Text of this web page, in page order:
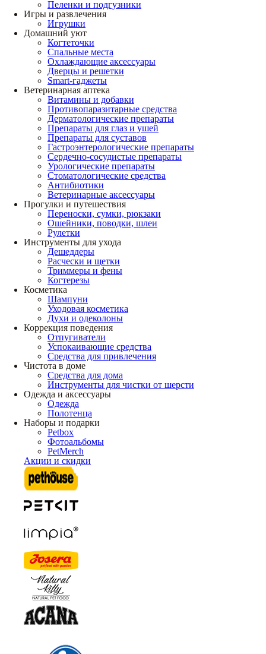
Пеленки и подгузники
Игры и развлечения
Игрушки
Домашний уют
Когтеточки
Спальные места
Охлаждающие аксессуары
Дверцы и решетки
Smart-гаджеты
Ветеринарная аптека
Витамины и добавки
Противопаразитарные средства
Дерматологические препараты
Препараты для глаз и ушей
Препараты для суставов
Гастроэнтерологические препараты
Сердечно-сосудистые препараты
Урологические препараты
Стоматологические средства
Антибиотики
Ветеринарные аксессуары
Прогулки и путешествия
Переноски, сумки, рюкзаки
Ошейники, поводки, шлеи
Рулетки
Инструменты для ухода
Дешеддеры
Расчески и щетки
Триммеры и фены
Когтерезы
Косметика
Шампуни
Уходовая косметика
Духи и одеколоны
Коррекция поведения
Отпугиватели
Успокаивающие средства
Средства для привлечения
Чистота в доме
Средства для дома
Инструменты для чистки от шерсти
Одежда и аксессуары
Одежда
Полотенца
Наборы и подарки
Petbox
Фотоальбомы
PetMerch
Акции и скидки